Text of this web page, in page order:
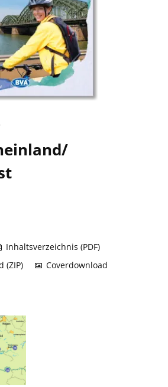
Inhaltsverzeichnis (PDF)
(ZIP)
Coverdownload